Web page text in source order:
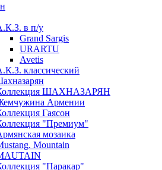
в п/у
Grand Sargis
URARTU
Avetis
классический
ШАХНАЗАРЯН
Армении
Гаясон
"Премиум"
мозаика
Mountain
"Паракар"